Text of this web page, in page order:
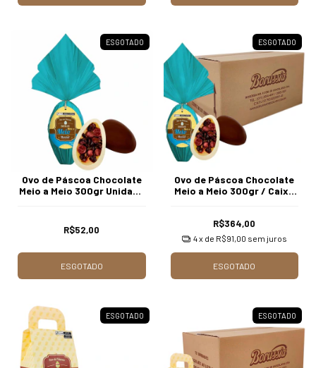
ESGOTADO
Ovo de Páscoa Chocolate
Meio a Meio 300gr Unidade
R$52,00
ESGOTADO
ESGOTADO
Ovo de Páscoa Chocolate
Meio a Meio 300gr / Caixa
R$364,00
4x de R$91,00 sem juros
ESGOTADO
ESGOTADO ESGOTADO